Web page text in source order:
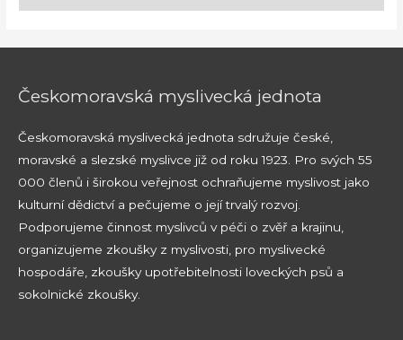
Českomoravská myslivecká jednota
Českomoravská myslivecká jednota sdružuje české,
moravské a slezské myslivce již od roku 1923. Pro svých 55
000 členů i širokou veřejnost ochraňujeme myslivost jako
kulturní dědictví a pečujeme o její trvalý rozvoj.
Podporujeme činnost myslivců v péči o zvěř a krajinu,
organizujeme zkoušky z myslivosti, pro myslivecké
hospodáře, zkoušky upotřebitelnosti loveckých psů a
sokolnické zkoušky.